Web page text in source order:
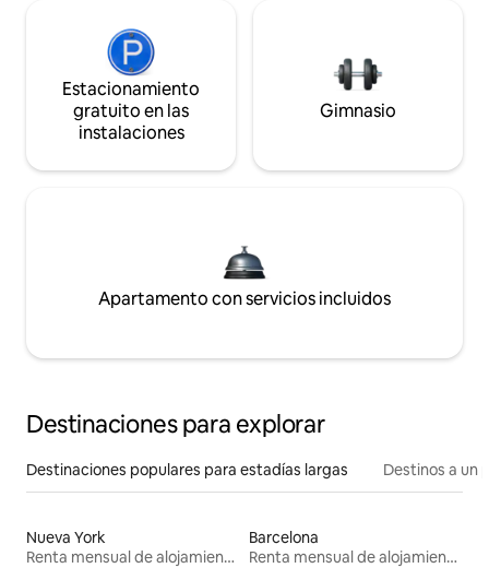
Estacionamiento
gratuito en las
instalaciones
Gimnasio
Apartamento con servicios incluidos
Destinaciones para explorar
Destinaciones populares para estadías largas Destinos a un
Nueva York
Renta mensual de alojamientos
Barcelona
Renta mensual de alojamientos